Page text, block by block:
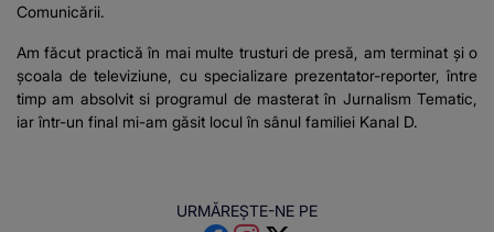
Comunicării.
Am făcut practică în mai multe trusturi de presă, am terminat și o
școala de televiziune, cu specializare prezentator-reporter, între
timp am absolvit si programul de masterat în Jurnalism Tematic,
iar într-un final mi-am găsit locul în sânul familiei Kanal D.
URMĂREȘTE-NE PE